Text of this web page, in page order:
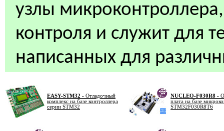
узлы
контроля и служит для
написанных для
EASY-STM32 - Отладочный
комплекс на базе контроллера
серии STM32
NUCLEO-F030R8 -
плата на базе
STM32F030R8T6